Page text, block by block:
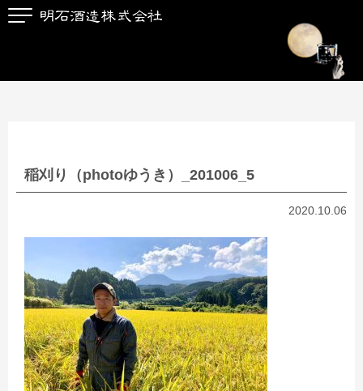
稲刈り（photoゆうき）_201006_5
2020.10.06